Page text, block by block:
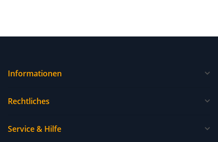
Informationen
Rechtliches
Service & Hilfe